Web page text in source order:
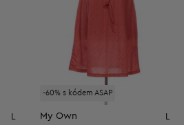
L
-60% s kódem ASAP
My Own L